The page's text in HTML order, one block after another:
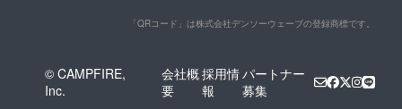
「QRコード」は株式会社デンソーウェーブの登録商標です。
© CAMPFIRE,
Inc.
会社概
要
採用情
報
パートナー
募集